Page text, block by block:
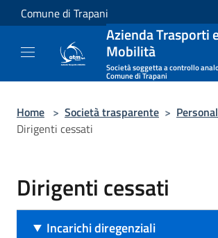
Salta al contenuto principale
Comune di Trapani
Azienda Trasporti
Mobilità
Società soggetta a controllo
Comune di Trapani
Home > Società trasparente >
Dirigenti cessati
Dirigenti cessati
Incarichi diregenziali